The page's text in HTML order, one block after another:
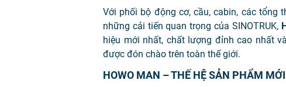
Với phối bộ động cơ, cầu, cabin, các tổng
những cải tiến quan trọng của SINOTRUK,
hiệu mới nhất, chất lượng đỉnh cao nhất
được đón chào trên toàn thế giới.
HOWO MAN – THẾ HỆ SẢN PHẨM